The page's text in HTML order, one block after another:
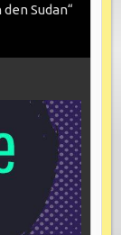
Sudan“